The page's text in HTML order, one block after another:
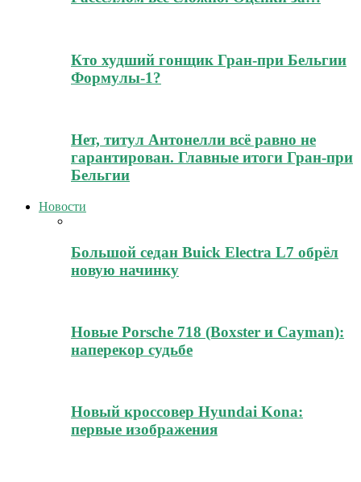
Кто худший гонщик Гран-при Бельгии
Формулы-1?
Нет, титул Антонелли всё равно не
гарантирован. Главные итоги Гран-при
Бельгии
Новости
Большой седан Buick Electra L7 обрёл
новую начинку
Новые Porsche 718 (Boxster и Cayman):
наперекор судьбе
Новый кроссовер Hyundai Kona:
первые изображения